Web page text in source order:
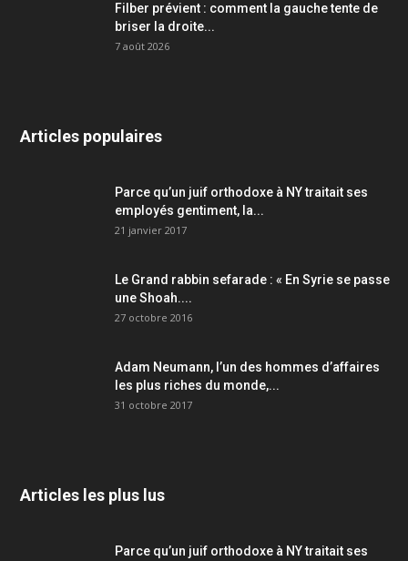
Filber prévient : comment la gauche tente de
briser la droite...
7 août 2026
Articles populaires
Parce qu’un juif orthodoxe à NY traitait ses
employés gentiment, la...
21 janvier 2017
Le Grand rabbin sefarade : « En Syrie se passe
une Shoah....
27 octobre 2016
Adam Neumann, l’un des hommes d’affaires
les plus riches du monde,...
31 octobre 2017
Articles les plus lus
Parce qu’un juif orthodoxe à NY traitait ses